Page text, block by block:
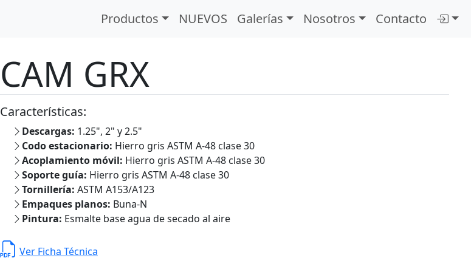
Productos NUEVOS Galerías Nosotros Contacto
CAM GRX
Características:
Descargas: 1.25", 2" y 2.5"
Codo estacionario: Hierro gris ASTM A-48 clase 30
Acoplamiento móvil: Hierro gris ASTM A-48 clase 30
Soporte guía: Hierro gris ASTM A-48 clase 30
Tornillería: ASTM A153/A123
Empaques planos: Buna-N
Pintura: Esmalte base agua de secado al aire
Ver Ficha Técnica